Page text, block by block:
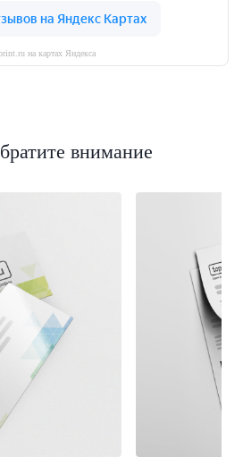
на картах Яндекса
внимание